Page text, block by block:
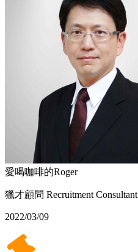
愛喝咖啡的Roger
獵才顧問 Recruitment Consultant
2022/03/09